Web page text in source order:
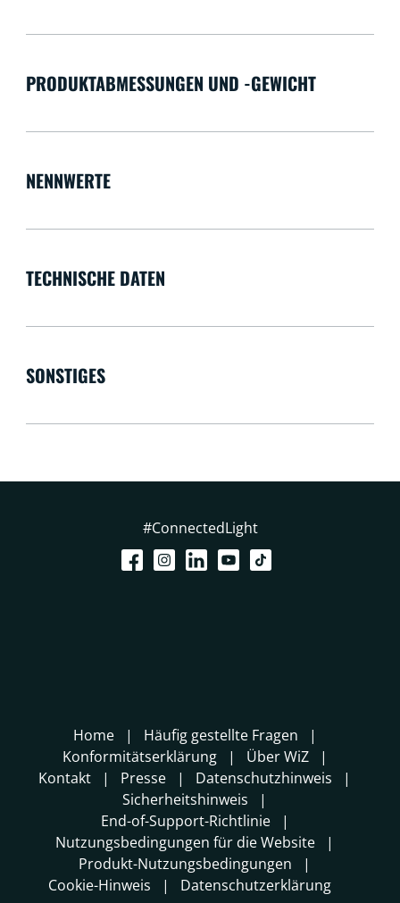
PRODUKTABMESSUNGEN UND -GEWICHT
NENNWERTE
TECHNISCHE DATEN
SONSTIGES
#ConnectedLight
Home
Häufig gestellte Fragen
Konformitätserklärung
Über WiZ
Kontakt
Presse
Datenschutzhinweis
Sicherheitshinweis
End-of-Support-Richtlinie
Nutzungsbedingungen für die Website
Produkt-Nutzungsbedingungen
Cookie-Hinweis
Datenschutzerklärung